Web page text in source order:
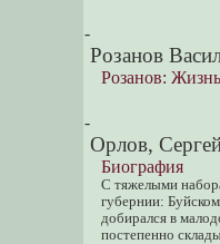
-
Розанов
Розанов:
-
Орлов,
Биография
С тяжелыми
губернии:
добирался в
постепенно